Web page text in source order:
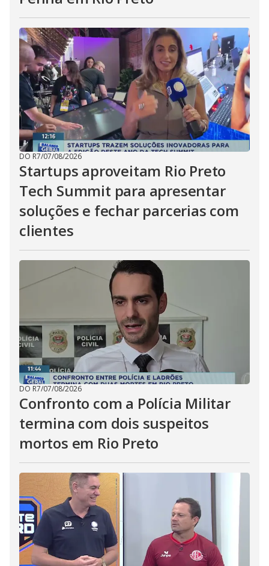
DO R7/07/08/2026
Startups aproveitam Rio Preto
Tech Summit para apresentar
soluções e fechar parcerias com
clientes
DO R7/07/08/2026
Confronto com a Polícia Militar
termina com dois suspeitos
mortos em Rio Preto